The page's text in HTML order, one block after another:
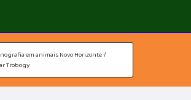
em animais Novo Horizonte
Trobogy